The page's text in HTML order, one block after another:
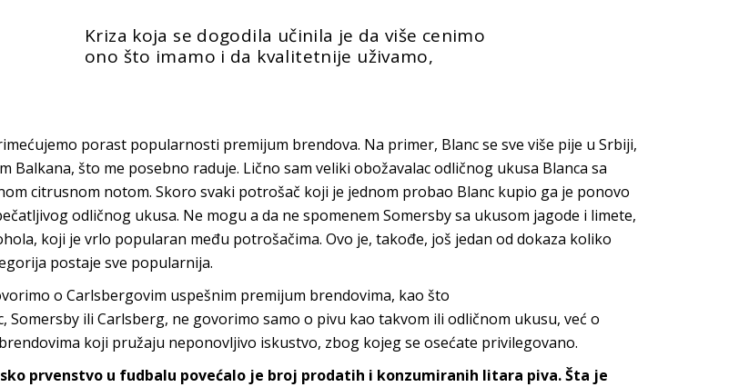
Kriza koja se dogodila učinila je da više cenimo
ono što imamo i da kvalitetnije uživamo,
porast popularnosti premijum brendova. Na primer, Blanc se sve više pije u Srbiji,
Balkana, što me posebno raduje. Lično sam veliki obožavalac odličnog ukusa Blanca sa
citrusnom notom. Skoro svaki potrošač koji je jednom probao Blanc kupio ga je ponovo
odličnog ukusa. Ne mogu a da ne spomenem Somersby sa ukusom jagode i limete,
koji je vrlo popularan među potrošačima. Ovo je, takođe, još jedan od dokaza koliko
postaje sve popularnija.
o Carlsbergovim uspešnim premijum brendovima, kao što
Somersby ili Carlsberg, ne govorimo samo o pivu kao takvom ili odličnom ukusu, već o
koji pružaju neponovljivo iskustvo, zbog kojeg se osećate privilegovano.
prvenstvo u fudbalu povećalo je broj prodatih i konzumiranih litara piva. Šta je